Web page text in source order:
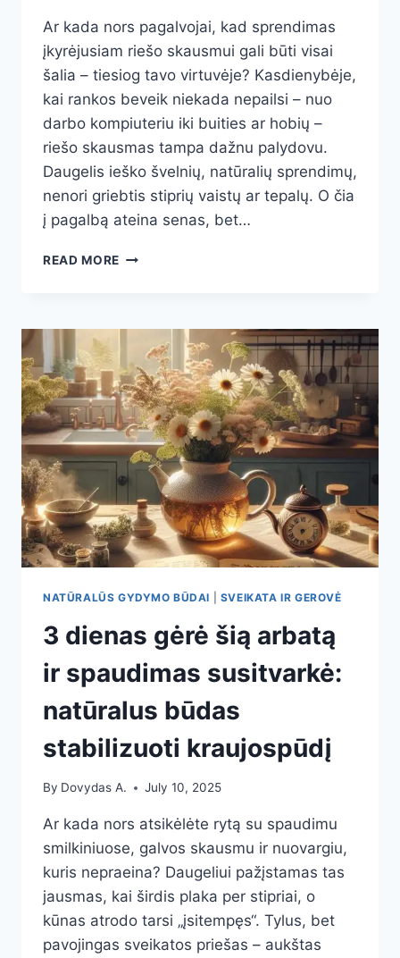
Ar kada nors pagalvojai, kad sprendimas
įkyrėjusiam riešo skausmui gali būti visai
šalia – tiesiog tavo virtuvėje? Kasdienybėje,
kai rankos beveik niekada nepailsi – nuo
darbo kompiuteriu iki buities ar hobių –
riešo skausmas tampa dažnu palydovu.
Daugelis ieško švelnių, natūralių sprendimų,
nenori griebtis stiprių vaistų ar tepalų. O čia
į pagalbą ateina senas, bet…
READ MORE MEDAUS
RIEŠO
SKAUSMUI:
NATŪRALI
PAGALBA,
KURI
STEBINA
REZULTATAIS
NATŪRALŪS GYDYMO BŪDAI SVEIKATA IR GEROVĖ
3 dienas gėrė šią arbatą
ir spaudimas susitvarkė:
natūralus būdas
stabilizuoti kraujospūdį
By Dovydas A. July 10, 2025
Ar kada nors atsikėlėte rytą su spaudimu
smilkiniuose, galvos skausmu ir nuovargiu,
kuris nepraeina? Daugeliui pažįstamas tas
jausmas, kai širdis plaka per stipriai, o
kūnas atrodo tarsi „įsitempęs“. Tylus, bet
pavojingas sveikatos priešas – aukštas